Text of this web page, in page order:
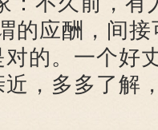
的应酬，间
的。一个好
，多多了解